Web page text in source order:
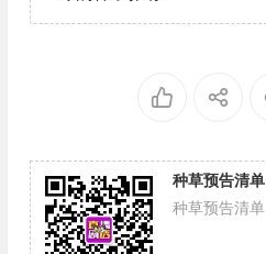
种草预告清单
种草预告清单